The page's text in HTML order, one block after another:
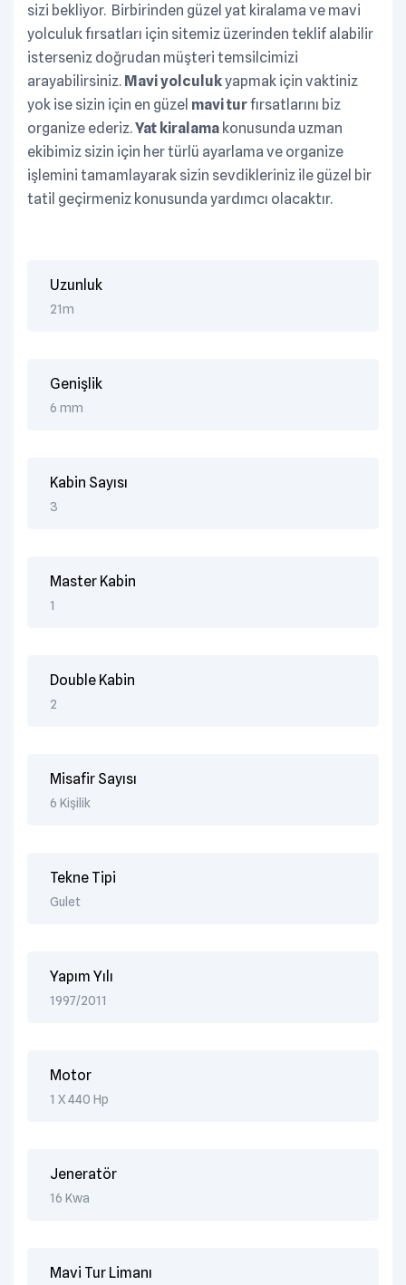
sizi bekliyor. Birbirinden güzel yat kiralama ve mavi
yolculuk fırsatları için sitemiz üzerinden teklif alabilir
isterseniz doğrudan müşteri temsilcimizi
arayabilirsiniz. Mavi yolculukyapmak için vaktiniz
yok ise sizin için en güzel mavi turfırsatlarını biz
organize ederiz.Yat kiralama konusunda uzman
ekibimiz sizin için her türlü ayarlama ve organize
işlemini tamamlayarak sizin sevdikleriniz ile güzel bir
tatil geçirmeniz konusunda yardımcı olacaktır.
Uzunluk
21m
Genişlik
6 mm
Kabin Sayısı
3
Master Kabin
1
Double Kabin
2
Misafir Sayısı
6 Kişilik
Tekne Tipi
Gulet
Yapım Yılı
1997/2011
Motor
1 X 440 Hp
Jeneratör
16 Kwa
Mavi Tur Limanı